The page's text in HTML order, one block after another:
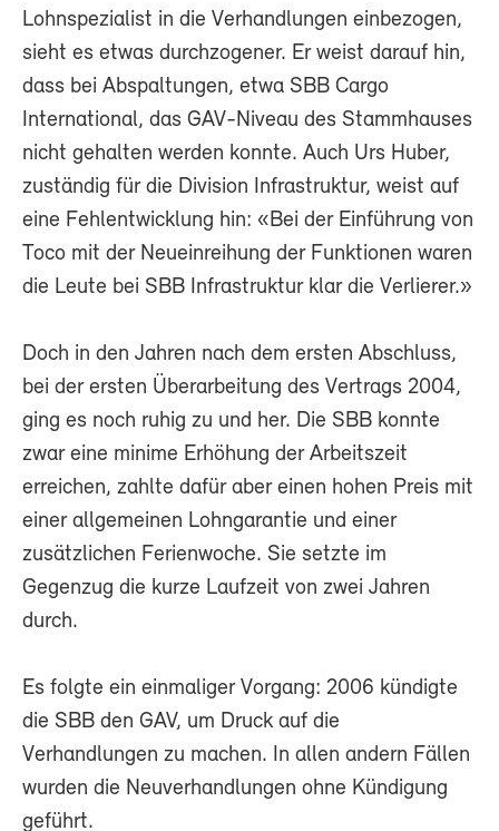
Lohnspezialist in die Verhandlungen einbezogen,
sieht es etwas durchzogener. Er weist darauf hin,
dass bei Abspaltungen, etwa SBB Cargo
International, das GAV-Niveau des Stammhauses
nicht gehalten werden konnte. Auch Urs Huber,
zuständig für die Division Infrastruktur, weist auf
eine Fehlentwicklung hin: «Bei der Einführung von
Toco mit der Neueinreihung der Funktionen waren
die Leute bei SBB Infrastruktur klar die Verlierer.»
Doch in den Jahren nach dem ersten Abschluss,
bei der ersten Überarbeitung des Vertrags 2004,
ging es noch ruhig zu und her. Die SBB konnte
zwar eine minime Erhöhung der Arbeitszeit
erreichen, zahlte dafür aber einen hohen Preis mit
einer allgemeinen Lohngarantie und einer
zusätzlichen Ferienwoche. Sie setzte im
Gegenzug die kurze Laufzeit von zwei Jahren
durch.
Es folgte ein einmaliger Vorgang: 2006 kündigte
die SBB den GAV, um Druck auf die
Verhandlungen zu machen. In allen andern Fällen
wurden die Neuverhandlungen ohne Kündigung
geführt.